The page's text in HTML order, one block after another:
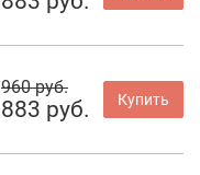
960 руб.
883 руб. Купить